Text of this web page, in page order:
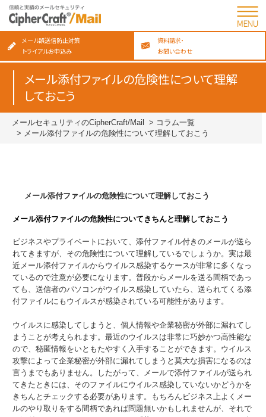
メール誤送信防止対策
トライアルお申込み
資料請求・
お問い合わせ
メールセキュリティのCipherCraft/Mail
コラム一覧
メール添付ファイルの危険性について理解しておこう
メール添付ファイルの危険性について理解
しておこう
メール添付ファイルの危険性について理解しておこう
メール添付ファイルの危険性についてきちんと理解しておこう
ビジネスやプライベートにおいて、添付ファイル付きのメールが送ら
れてきますが、その危険性について理解しているでしょうか。実は最
近メール添付ファイルからウイルス感染するケースが非常に多くなっ
ているので注意が必要になります。普段からメールを送る間柄であっ
ても、送信者のパソコンがウイルス感染していたら、送られてくる添
付ファイルにもウイルスが感染されている可能性があります。
ウイルスに感染してしまうと、個人情報や企業秘密が外部に漏れてし
まうことが考えられます。最近のウイルスは非常に巧妙かつ高性能な
ので、秘匿情報をいともたやすく入手することができます。ウイルス
攻撃によって企業秘密が外部に漏れてしまうと莫大な損害になるのは
言うまでもありません。したがって、メールで添付ファイルが送られ
てきたときには、そのファイルにウイルス感染していないかどうかを
きちんとチェックする必要があります。もちろんビジネス上よくメー
ルのやり取りをする間柄であれば問題無いかもしれませんが、それで